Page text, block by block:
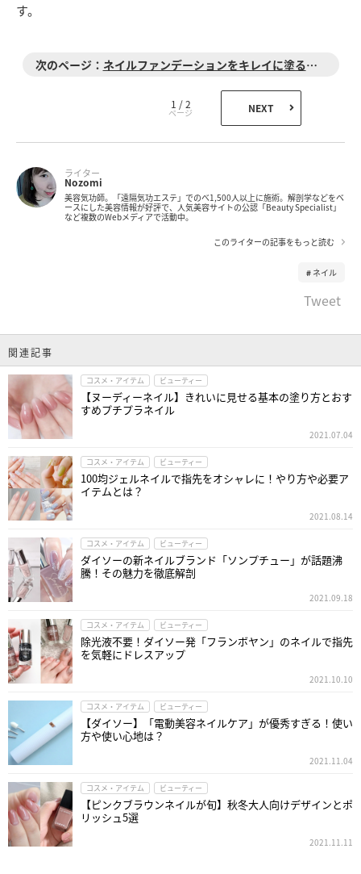
す。
ネイルファンデーションをキレイに塗るコツ
1 / 2 NEXT
ライター
Nozomi
美容気功師。「遠隔気功エステ」でのべ1,500人以上に施術。解剖学などをベ
ースにした美容情報が好評で、人気美容サイトの公認「Beauty Specialist」
など複数のWebメディアで活動中。
このライターの記事をもっと読む
ネイル
Tweet
関連記事
コスメ・アイテム ビューティー
【ヌーディーネイル】きれいに見せる基本の塗り方とおす
すめプチプラネイル
2021.07.04
コスメ・アイテム ビューティー
100均ジェルネイルで指先をオシャレに！やり方や必要ア
イテムとは？
2021.08.14
コスメ・アイテム ビューティー
ダイソーの新ネイルブランド「ソンプチュー」が話題沸
騰！その魅力を徹底解剖
2021.09.18
コスメ・アイテム ビューティー
除光液不要！ダイソー発「フランボヤン」のネイルで指先
を気軽にドレスアップ
2021.10.10
コスメ・アイテム ビューティー
【ダイソー】「電動美容ネイルケア」が優秀すぎる！使い
方や使い心地は？
2021.11.04
コスメ・アイテム ビューティー
【ピンクブラウンネイルが旬】秋冬大人向けデザインとポ
リッシュ5選
2021.11.11